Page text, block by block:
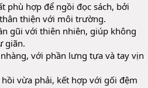
phù hợp để ngồi đọc sách, bởi
thiện với môi trường.
gũi với thiên nhiên, giúp không
giãn.
với phần lưng tựa và tay vịn
vừa phải, kết hợp với gối đệm